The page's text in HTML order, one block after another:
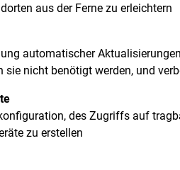
aus der Ferne zu erleichtern
automatischer
sie nicht benötigt werden, und
des Zugriffs auf
zu erstellen